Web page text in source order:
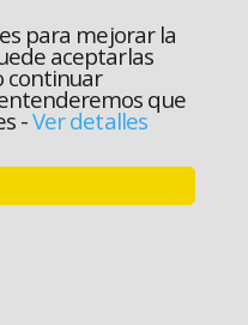
para mejorar la
aceptarlas
continuar
que
-Ver detalles